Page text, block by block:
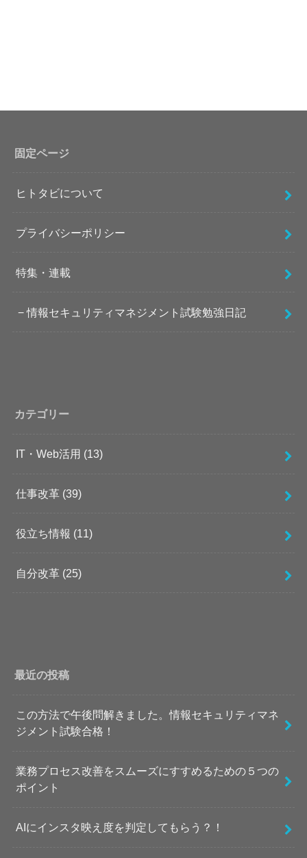
固定ページ
ヒトタビについて
プライバシーポリシー
特集・連載
情報セキュリティマネジメント試験勉強日記
カテゴリー
IT・Web活用 (13)
仕事改革 (39)
役立ち情報 (11)
自分改革 (25)
最近の投稿
この方法で午後問解きました。情報セキュリティマネ
ジメント試験合格！
業務プロセス改善をスムーズにすすめるための５つの
ポイント
AIにインスタ映え度を判定してもらう？！